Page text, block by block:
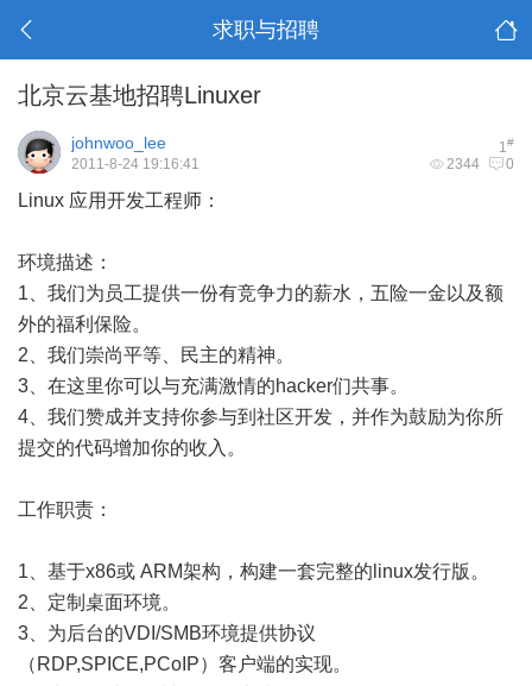
求职与招聘
北京云基地招聘Linuxer
1#
johnwoo_lee
2344 0
2011-8-24 19:16:41
Linux 应用开发工程师：
环境描述：
1、我们为员工提供一份有竞争力的薪水，五险一金以及额
外的福利保险。
2、我们崇尚平等、民主的精神。
3、在这里你可以与充满激情的hacker们共事。
4、我们赞成并支持你参与到社区开发，并作为鼓励为你所
提交的代码增加你的收入。
工作职责：
1、基于x86或 ARM架构，构建一套完整的linux发行版。
2、定制桌面环境。
3、为后台的VDI/SMB环境提供协议
（RDP,SPICE,PCoIP）客户端的实现。